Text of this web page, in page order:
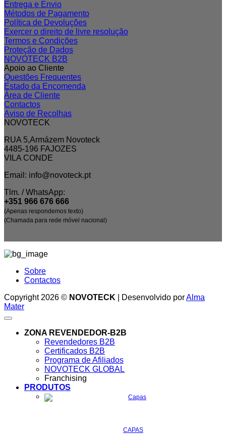
Entrega e Envio
Métodos de Pagamento
Política de Devoluções
Exercer o direito de livre resolução
Termos e Condições
Proteção de Dados
NOVOTECK B2B
Apoio ao Cliente
Questões Frequentes
Estado da Encomenda
Área de Cliente
Contactos
Aviso de Recolhas
NOVOTECK
RUA 5,Armázem Novoteck
4485-196 FAJOZES
VILA CONDE
Email: info@novoteck.pt
Tlm. / WhatsApp:
+351 966 676 666
(Apenas respondemos texto)
(Chamada para rede móvel nacional)
Sobre
Contactos
Copyright 2026 © NOVOTECK | Desenvolvido porAlma
Mater
ZONA REVENDEDOR-B2B
Revendedores B2B
Certificados B2B
Programa de Afiliados
NOVOTECK GLOBAL
Franchising
PRODUTOS
CAPAS